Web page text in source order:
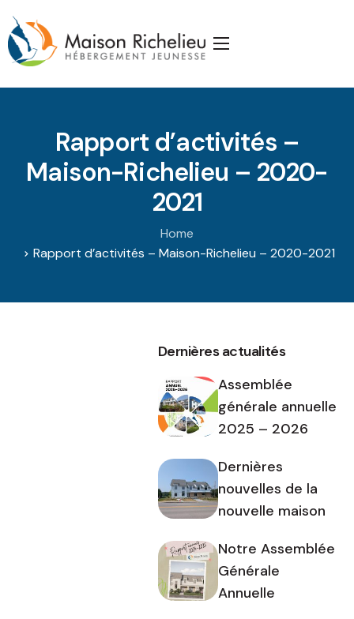
Accueil
Services
Publications
Partenaires
Rapport d’activités –
Maison-Richelieu – 2020-
2021
Home
Rapport d’activités – Maison-Richelieu – 2020-2021
Dernières actualités
Assemblée
générale annuelle
2025 – 2026
Dernières
nouvelles de la
nouvelle maison
Notre Assemblée
Générale
Annuelle